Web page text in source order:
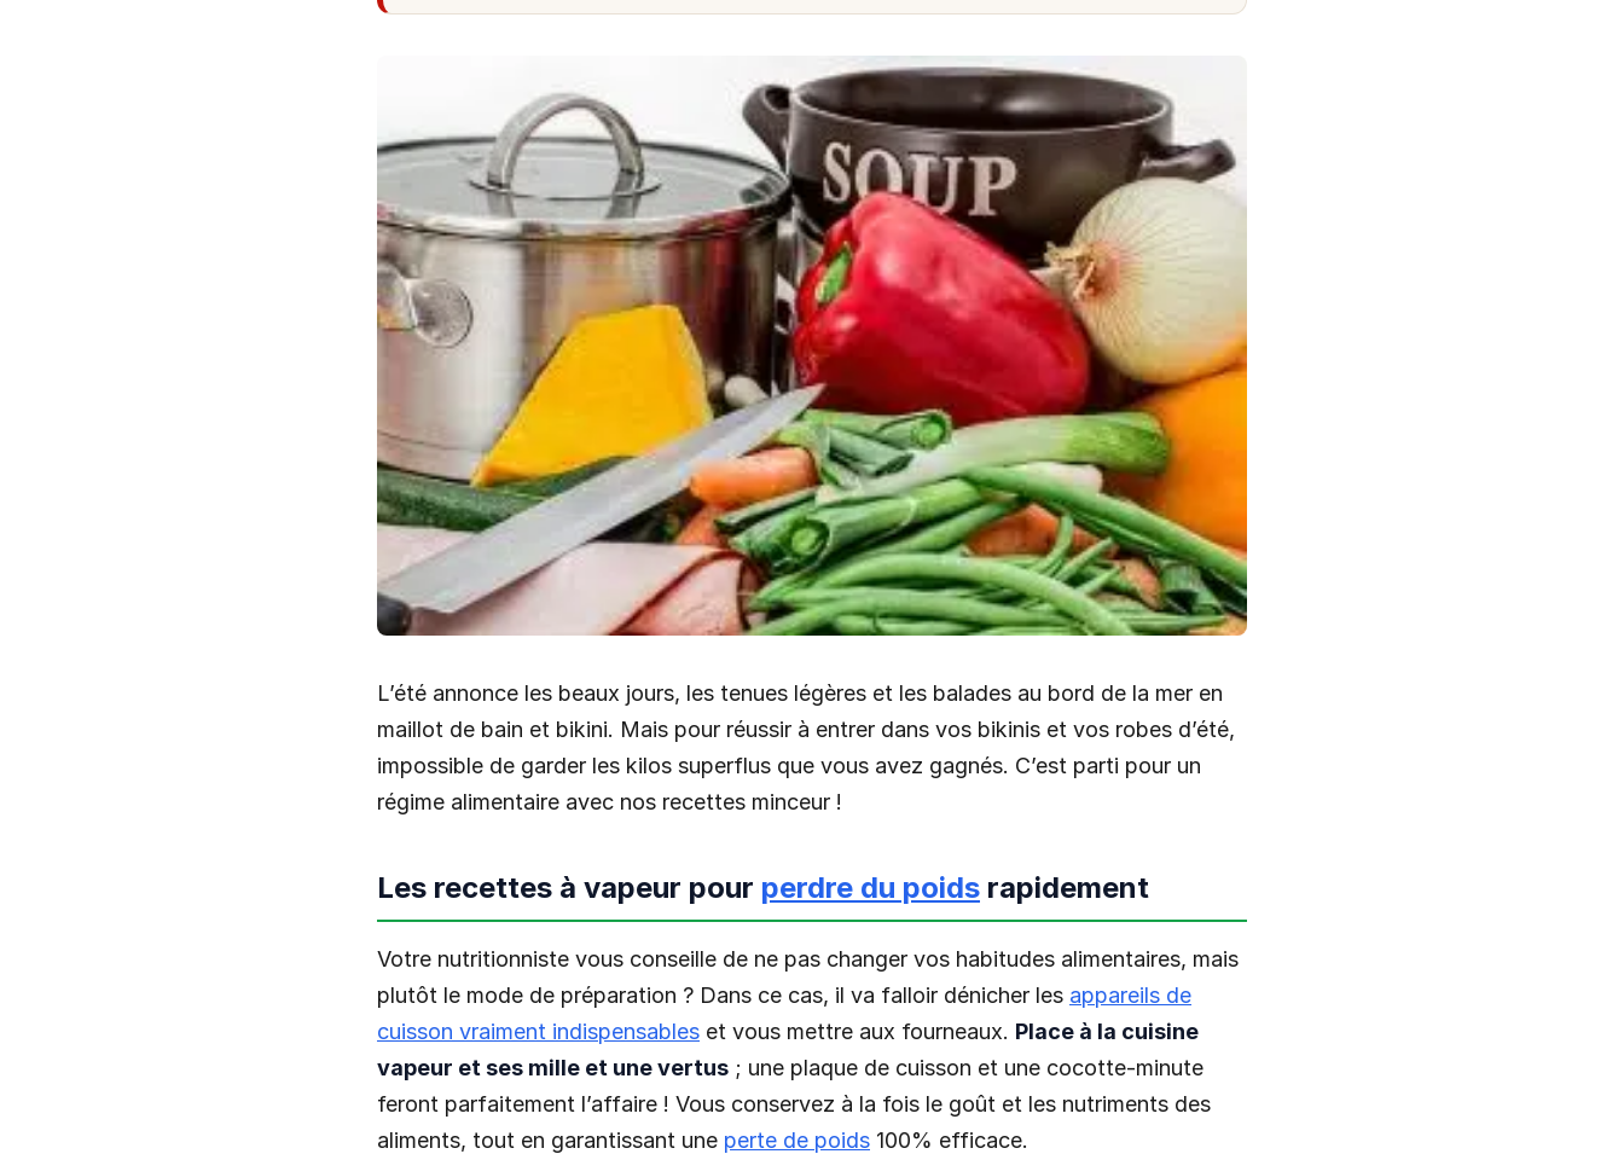
L’été annonce les beaux jours, les tenues légères et les balades au bord de la mer en
maillot de bain et bikini. Mais pour réussir à entrer dans vos bikinis et vos robes d’été,
impossible de garder les kilos superflus que vous avez gagnés. C’est parti pour un
régime alimentaire avec nos recettes minceur !
Les recettes à vapeur pour perdre du poids rapidement
Votre nutritionniste vous conseille de ne pas changer vos habitudes alimentaires, mais
plutôt le mode de préparation ? Dans ce cas, il va falloir dénicher les appareils de
cuisson vraiment indispensables et vous mettre aux fourneaux. Place à la cuisine
vapeur et ses mille et une vertus ; une plaque de cuisson et une cocotte-minute
feront parfaitement l’affaire ! Vous conservez à la fois le goût et les nutriments des
aliments, tout en garantissant une perte de poids 100% efficace.